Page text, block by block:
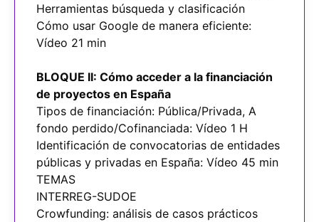
Herramientas búsqueda y clasificación
Cómo usar Google de manera eficiente:
Vídeo 21 min
BLOQUE II: Cómo acceder a la financiación
de proyectos en España
Tipos de financiación: Pública/Privada, A
fondo perdido/Cofinanciada: Vídeo 1 H
Identificación de convocatorias de entidades
públicas y privadas en España: Vídeo 45 min
TEMAS
INTERREG-SUDOE
Crowfunding: análisis de casos prácticos